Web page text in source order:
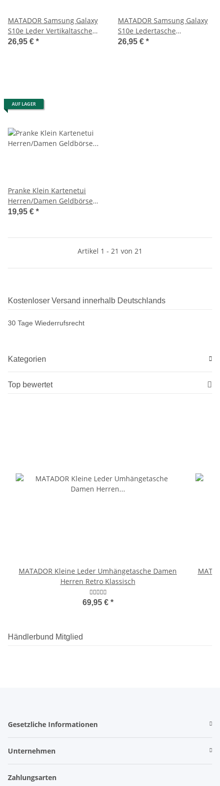
MATADOR Samsung Galaxy
S10e Leder Vertikaltasche
Clip Braun
26,95 € *
MATADOR Samsung Galaxy
S10e Ledertasche
verschließbar Schwarz
26,95 € *
AUF LAGER
Pranke Klein Kartenetui
Herren/Damen Geldbörse
Portemonnaie aus Weichem
19,95 € *
Artikel 1 - 21 von 21
Kostenloser Versand innerhalb Deutschlands
30 Tage Wiederrufsrecht
Kategorien
Top bewertet
MATADOR Kleine Leder Umhängetasche Damen
Herren Retro Klassisch
69,95 € *
Händlerbund Mitglied
Gesetzliche Informationen
Unternehmen
Zahlungsarten